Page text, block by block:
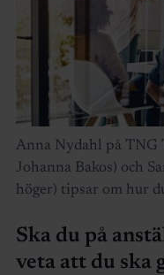
Anna Nydahl på TNG
Johanna Bakos) och
höger) tipsar om hur
Ska du på
veta att du ska